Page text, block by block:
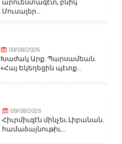
արուեստագէտ, բնիկ
Մուսալեր...
09/08/2026
Խաժակ Արք. Պարսամեան.
«Հայ Եկեղեցին պէտք...
09/08/2026
Հիւրմիւզէն մինչեւ Լիբանան.
համաձայնութիւ...